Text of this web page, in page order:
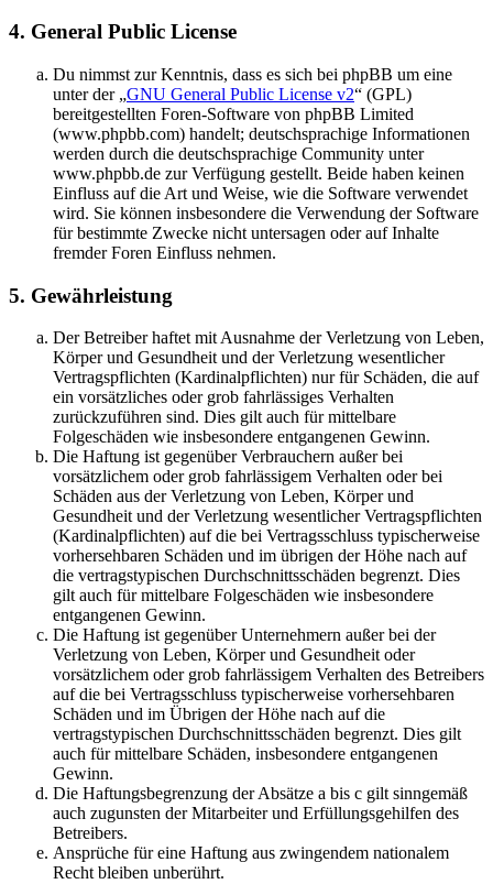
4. General Public License
Du nimmst zur Kenntnis, dass es sich bei phpBB um eine
unter der „GNU General Public License v2“ (GPL)
bereitgestellten Foren-Software von phpBB Limited
(www.phpbb.com) handelt; deutschsprachige Informationen
werden durch die deutschsprachige Community unter
www.phpbb.de zur Verfügung gestellt. Beide haben keinen
Einfluss auf die Art und Weise, wie die Software verwendet
wird. Sie können insbesondere die Verwendung der Software
für bestimmte Zwecke nicht untersagen oder auf Inhalte
fremder Foren Einfluss nehmen.
5. Gewährleistung
Der Betreiber haftet mit Ausnahme der Verletzung von Leben,
Körper und Gesundheit und der Verletzung wesentlicher
Vertragspflichten (Kardinalpflichten) nur für Schäden, die auf
ein vorsätzliches oder grob fahrlässiges Verhalten
zurückzuführen sind. Dies gilt auch für mittelbare
Folgeschäden wie insbesondere entgangenen Gewinn.
Die Haftung ist gegenüber Verbrauchern außer bei
vorsätzlichem oder grob fahrlässigem Verhalten oder bei
Schäden aus der Verletzung von Leben, Körper und
Gesundheit und der Verletzung wesentlicher Vertragspflichten
(Kardinalpflichten) auf die bei Vertragsschluss typischerweise
vorhersehbaren Schäden und im übrigen der Höhe nach auf
die vertragstypischen Durchschnittsschäden begrenzt. Dies
gilt auch für mittelbare Folgeschäden wie insbesondere
entgangenen Gewinn.
Die Haftung ist gegenüber Unternehmern außer bei der
Verletzung von Leben, Körper und Gesundheit oder
vorsätzlichem oder grob fahrlässigem Verhalten des Betreibers
auf die bei Vertragsschluss typischerweise vorhersehbaren
Schäden und im Übrigen der Höhe nach auf die
vertragstypischen Durchschnittsschäden begrenzt. Dies gilt
auch für mittelbare Schäden, insbesondere entgangenen
Gewinn.
Die Haftungsbegrenzung der Absätze a bis c gilt sinngemäß
auch zugunsten der Mitarbeiter und Erfüllungsgehilfen des
Betreibers.
Ansprüche für eine Haftung aus zwingendem nationalem
Recht bleiben unberührt.